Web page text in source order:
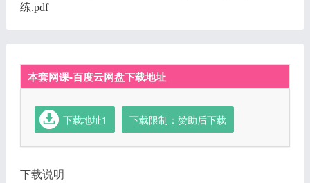
练.pdf
本套网课-百度云网盘下载地址
下载地址1 下载限制：赞助后下载
下载说明